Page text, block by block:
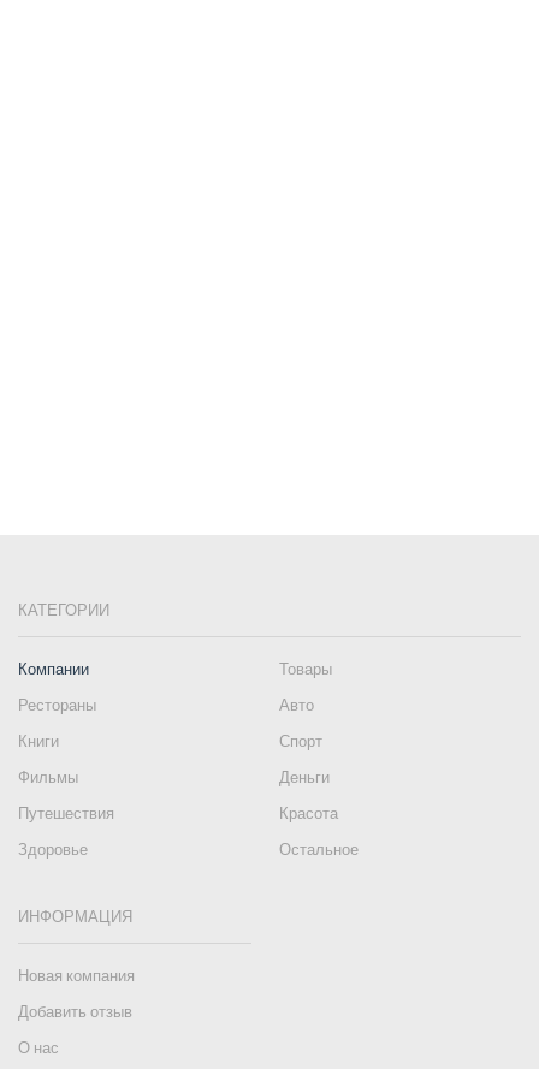
КАТЕГОРИИ
Компании
Товары
Рестораны
Авто
Книги
Спорт
Фильмы
Деньги
Путешествия
Красота
Здоровье
Остальное
ИНФОРМАЦИЯ
Новая компания
Добавить отзыв
О нас